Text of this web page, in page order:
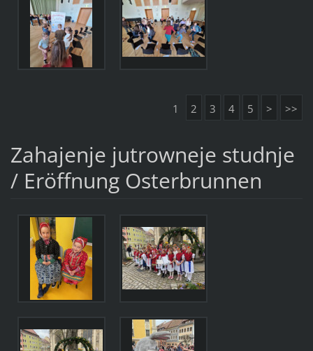
1 2 3 4 5 > >>
Zahajenje jutrowneje studnje
/ Eröffnung Osterbrunnen